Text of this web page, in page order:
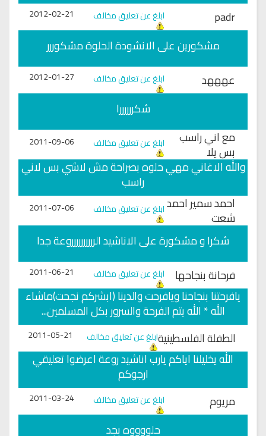
padr
ابلغ عن تعليق مخالف 2012-02-21
مشكورين على الانشودة الحلوة مشكوررر
عهههد
ابلغ عن تعليق مخالف 2012-01-27
شكررررررا
مع اني راسب
بس يلا ابلغ عن تعليق مخالف 2011-09-06
والله الاغاني مهي حلوه بصراحة مش لاشي بس لاني
راسب
احمد سمير احمد
شعت ابلغ عن تعليق مخالف 2011-07-06
شكرا و مشكورة على الاناشيد الرررررررررروعة جدا
فرحانة بنجاحها
ابلغ عن تعليق مخالف 2011-06-21
يافرحتنا بنجاحنا ويافرحت والدينا (ابشركم نجحت)ماشاء
الله * الله يتم الفرحة والسرور بكل المسلمين...
الطفلة الفلسطينيةابلغ عن تعليق مخالف 2011-05-21
الله يخليلنا اياكم يارب اناشيد روعة اعرضوا تعليقي
ارجوكم
مريوم
ابلغ عن تعليق مخالف 2011-03-24
حلووووه بجد